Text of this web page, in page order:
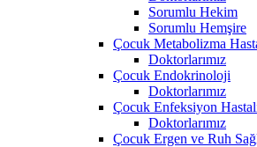
Sorumlu Hekim
Sorumlu Hemşire
Çocuk Metabolizma
Doktorlarımız
Çocuk Endokrinoloji
Doktorlarımız
Çocuk Enfeksiyon
Doktorlarımız
Çocuk Ergen ve Ruh